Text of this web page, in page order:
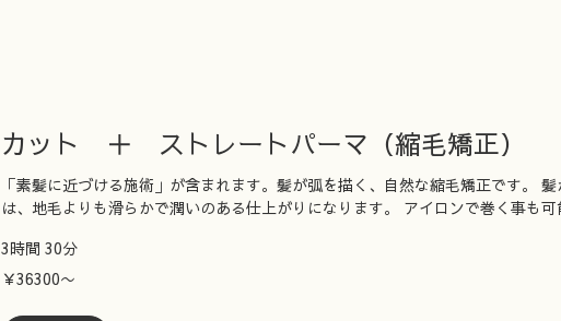
カット ＋ ストレートパーマ（縮毛矯正）
「素髪に近づける施術」が含まれます。髪が弧を描く、自然な縮毛矯正です。
は、地毛よりも滑らかで潤いのある仕上がりになります。 アイロンで巻く事も
3時間 30分
￥36300〜